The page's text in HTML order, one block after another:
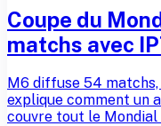
Coupe du
matchs avec
M6 diffuse 54 matchs,
explique comment un
couvre tout le